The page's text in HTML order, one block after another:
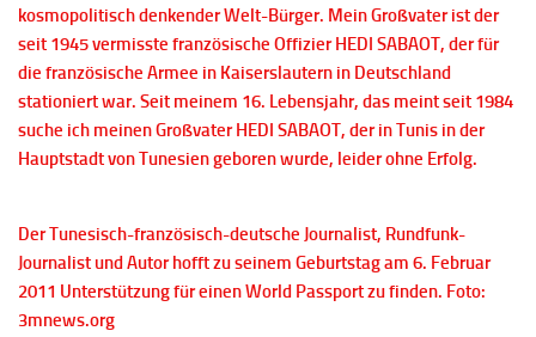
kosmopolitisch denkender Welt-Bürger. Mein Großvater ist der
seit 1945 vermisste französische Offizier HEDI SABAOT, der für
die französische Armee in Kaiserslautern in Deutschland
stationiert war. Seit meinem 16. Lebensjahr, das meint seit 1984
suche ich meinen Großvater HEDI SABAOT, der in Tunis in der
Hauptstadt von Tunesien geboren wurde, leider ohne Erfolg.
Der Tunesisch-französisch-deutsche Journalist, Rundfunk-
Journalist und Autor hofft zu seinem Geburtstag am 6. Februar
2011 Unterstützung für einen World Passport zu finden. Foto:
3mnews.org